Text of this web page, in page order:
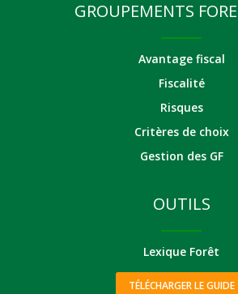
GROUPEMENTS
Avantage fiscal
Fiscalité
Risques
Critères de choix
Gestion des GF
OUTILS
Lexique Forêt
TÉLÉCHARGER LE GUIDE